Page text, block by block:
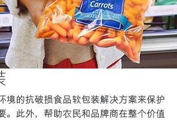
境的抗破损食品软包装解决方案来保护
。此外，帮助农民和品牌商在整个价值